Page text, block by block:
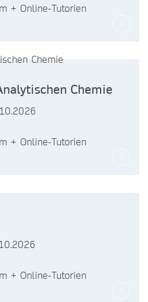
+ Online-Tutorien
Chemie
+ Online-Tutorien
+ Online-Tutorien